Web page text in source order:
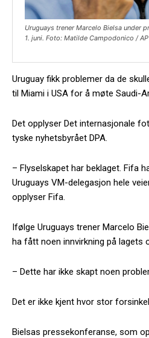
Uruguays trener Marcelo Bielsa under
1. juni. Foto: Matilde Campodonico / AP
Uruguay fikk problemer da de
til Miami i USA for å møte Saudi-
Det opplyser Det internasjonale
tyske nyhetsbyrået DPA.
– Flyselskapet har beklaget. Fifa
Uruguays VM-delegasjon hele
opplyser Fifa.
Ifølge Uruguays trener Marcelo
ha fått noen innvirkning på lagets
– Dette har ikke skapt noen
Det er ikke kjent hvor stor
Bielsas pressekonferanse, som